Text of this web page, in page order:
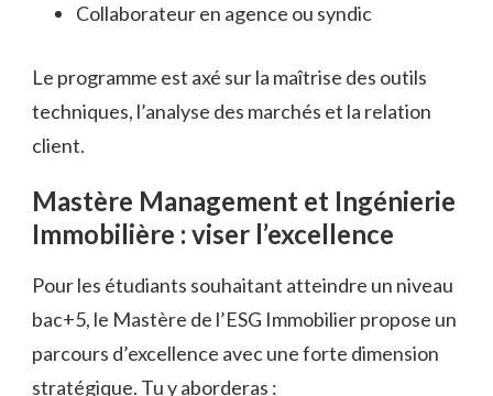
Collaborateur en agence ou syndic
Le programme est axé sur la maîtrise des outils
techniques, l’analyse des marchés et la relation
client.
Mastère Management et Ingénierie
Immobilière : viser l’excellence
Pour les étudiants souhaitant atteindre un niveau
bac+5, le Mastère de l’ESG Immobilier propose un
parcours d’excellence avec une forte dimension
stratégique. Tu y aborderas :